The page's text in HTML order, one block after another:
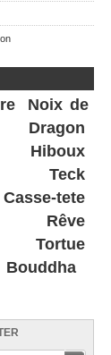
Noix de
Dragon
Hiboux
Teck
Casse-tete
Rêve
Tortue
Bouddha